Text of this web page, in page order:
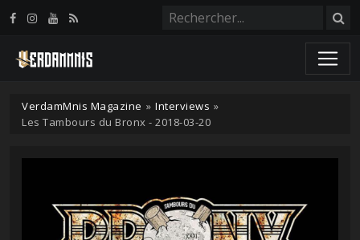
VerdamMnis Magazine » Interviews »
Les Tambours du Bronx - 2018-03-20
Panneau de gestion des cookies